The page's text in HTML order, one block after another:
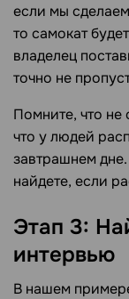
если мы
то самокат
владелец
точно не
Помните, что
что у людей
завтрашнем
найдете, если
Этап 3:
интервью
В нашем